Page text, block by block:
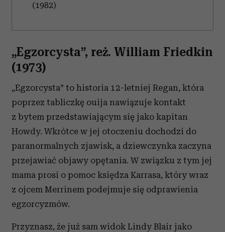
(1982)
„Egzorcysta”, reż. William Friedkin
(1973)
„Egzorcysta” to historia 12-letniej Regan, która
poprzez tabliczkę ouija nawiązuje kontakt
z bytem przedstawiającym się jako kapitan
Howdy. Wkrótce w jej otoczeniu dochodzi do
paranormalnych zjawisk, a dziewczynka zaczyna
przejawiać objawy opętania. W związku z tym jej
mama prosi o pomoc księdza Karrasa, który wraz
z ojcem Merrinem podejmuje się odprawienia
egzorcyzmów.
Przyznasz, że już sam widok Lindy Blair jako